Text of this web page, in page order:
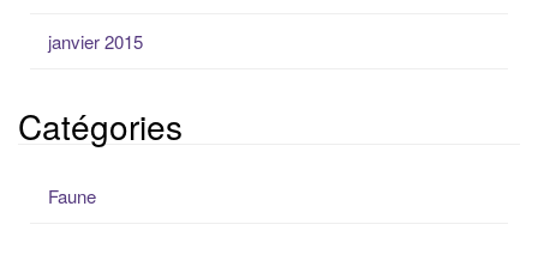
janvier 2015
Catégories
Faune